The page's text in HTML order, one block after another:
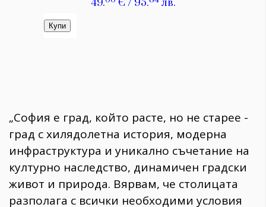
„София е град, който расте, но не старее -
град с хилядолетна история, модерна
инфраструктура и уникално съчетание на
културно наследство, динамичен градски
живот и природа. Вярвам, че столицата
разполага с всички необходими условия